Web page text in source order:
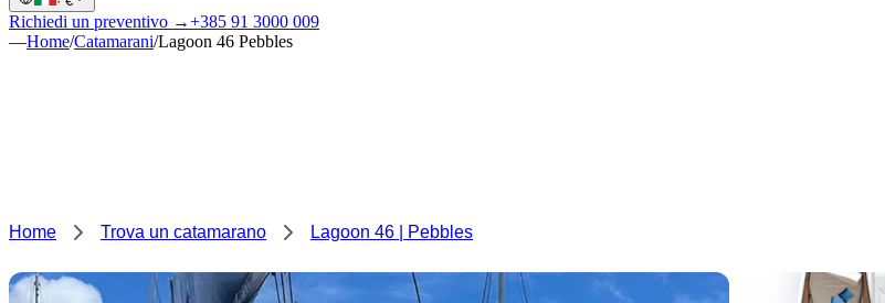
Richiedi un preventivo →+385 91 3000 009
—Home/Catamarani/Lagoon 46 Pebbles
Home Trova un catamarano Lagoon 46 | Pebbles